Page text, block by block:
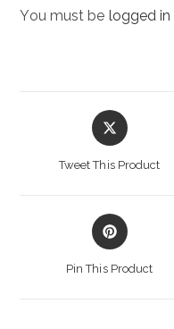
You must be logged in
Opens
in
Tweet This Product
Opens
in
Pin This Product